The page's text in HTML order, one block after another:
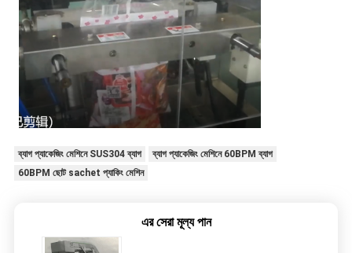
ব্যাগ প্যাকেজিং মেশিনে SUS304 ব্যাগ
ব্যাগ প্যাকেজিং মেশিনে 60BPM ব্যাগ
60BPM ছোট sachet প্যাকিং মেশিন
এর সেরা মূল্য পান